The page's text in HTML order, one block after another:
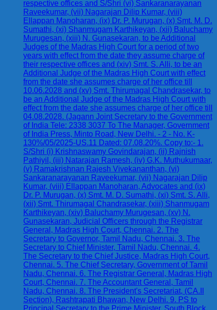
respective offices and S/Shri (vi) Sankaranarayanan
Raveekumar, (vii) Nagarajan Dilip Kumar, (viii)
Ellappan Manoharan, (ix) Dr. P. Murugan, (x) Smt. M. D.
Sumathi, (xi) Shanmugam Karthikeyan, (xii) Baluchamy
Murugesan, (xiii) N. Gunasekaran, to be Additional
Judges of the Madras High Court for a period of two
years with effect from the date they assume charge of
their respective offices and (xiv) Smt. S. Alli, to be an
Additional Judge of the Madras High Court with effect
from the date she assumes charge of her office till
10.06.2028 and (xv) Smt. Thirumagal Chandrasekar, to
be an Additional Judge of the Madras High Court with
effect from the date she assumes charge of her office till
04.08.2028. (Jagann Joint Secretary to the Government
of India Tele: 2338 3037 To The Manager, Government
of India Press, Minto Road, New Delhi. - 2 - No. K-
130%/05/2025-US.11 Dated: 07.08.20%. Copy to:- 1.
S/Shri (i) Krishnaswamy Govindarajan, (ii) Rajnish
Pathiyil, (iii) Natarajan Ramesh, (iv) G.K. Muthukumaar,
(v) Ramakrishnan Rajesh Vivekananthan, (vi)
Sankaranarayanan Raveekumar, (vii) Nagarajan Dilip
Kumar, (viii) Ellappan Manoharan, Advocates and (ix)
Dr. P. Murugan, (x) Smt. M. D. Sumathi, (xi) Smt. S. Alli,
(xii) Smt. Thirumagal Chandrasekar, (xiii) Shanmugam
Karthikeyan, (xiv) Baluchamy Murugesan, (xv) N.
Gunasekaran, Judicial Officers through the Registrar
General, Madras High Court, Chennai. 2. The
Secretary to Governor, Tamil Nadu, Chennai. 3. The
Secretary to Chief Minister, Tamil Nadu, Chennai. 4.
The Secretary to the Chief Justice, Madras High Court,
Chennai. 5. The Chief Secretary, Government of Tamil
Nadu, Chennai. 6. The Registrar General, Madras High
Court, Chennai. 7. The Accountant General, Tamil
Nadu, Chennai. 8. The President's Secretariat, (CA.II
Section), Rashtrapati Bhawan, New Delhi. 9. PS to
Principal Secretary to the Prime Minister, South Block,